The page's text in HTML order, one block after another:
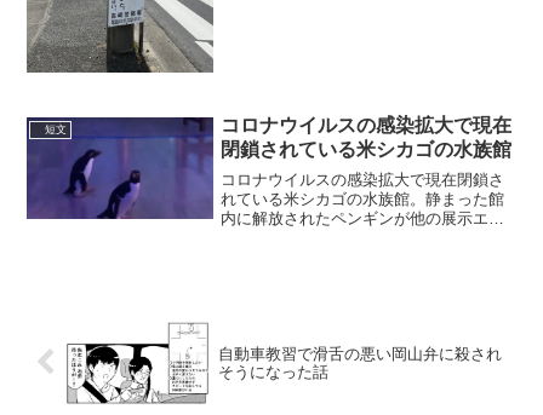
短文
コロナウイルスの感染拡大で現在
閉鎖されている米シカゴの水族館
コロナウイルスの感染拡大で現在閉鎖さ
れている米シカゴの水族館。静まった館
内に解放されたペンギンが他の展示エリ
自動車教習で滑舌の悪い岡山弁に殺され
そうになった話